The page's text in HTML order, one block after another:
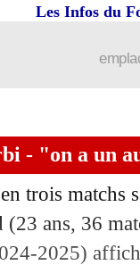
Les Infos du
- "on a un
trois matchs
(23 ans, 36
2025)
d'Haaland
Koné à
de gueule de